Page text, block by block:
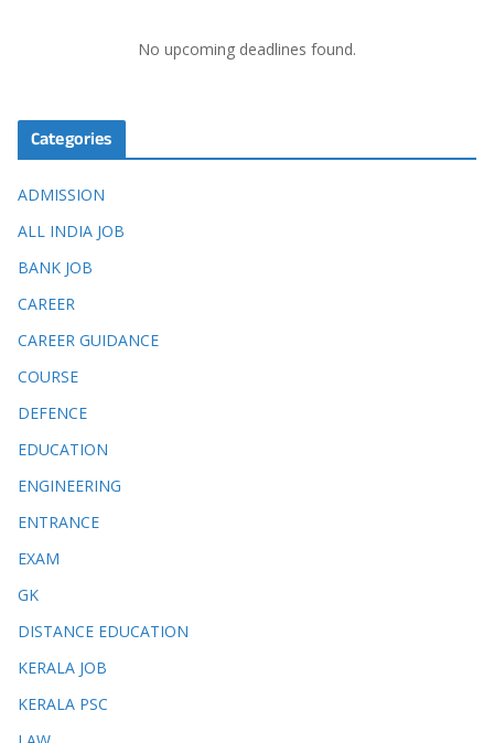
No upcoming deadlines found.
Categories
ADMISSION
ALL INDIA JOB
BANK JOB
CAREER
CAREER GUIDANCE
COURSE
DEFENCE
EDUCATION
ENGINEERING
ENTRANCE
EXAM
GK
DISTANCE EDUCATION
KERALA JOB
KERALA PSC